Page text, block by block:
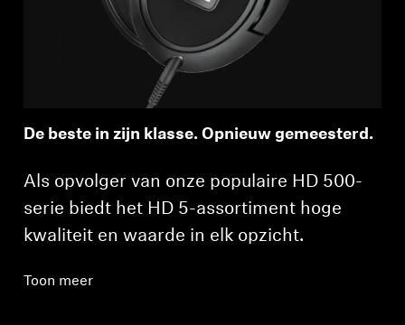
De beste in zijn klasse. Opnieuw gemeesterd.
Als opvolger van onze populaire HD 500-
serie biedt het HD 5-assortiment hoge
kwaliteit en waarde in elk opzicht.
Toon meer